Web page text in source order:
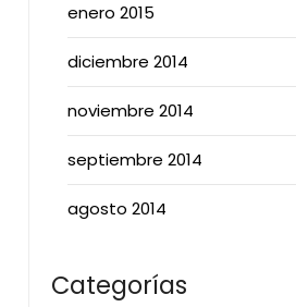
enero 2015
diciembre 2014
noviembre 2014
septiembre 2014
agosto 2014
Categorías